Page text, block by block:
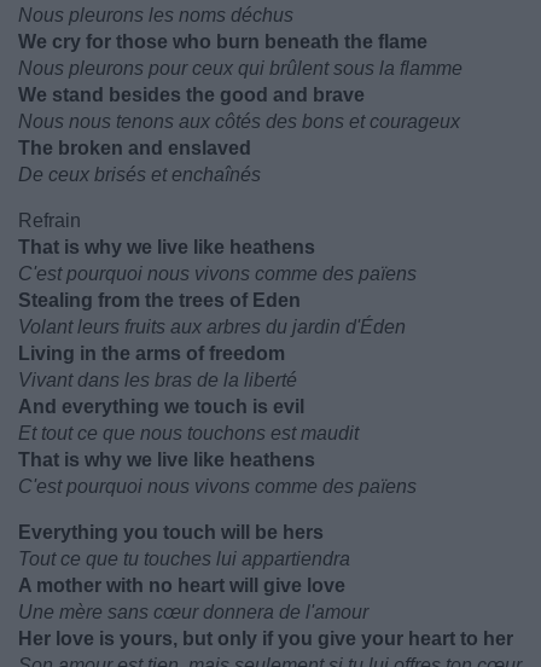
Nous pleurons les noms déchus
We cry for those who burn beneath the flame
Nous pleurons pour ceux qui brûlent sous la flamme
We stand besides the good and brave
Nous nous tenons aux côtés des bons et courageux
The broken and enslaved
De ceux brisés et enchaînés
Refrain
That is why we live like heathens
C'est pourquoi nous vivons comme des païens
Stealing from the trees of Eden
Volant leurs fruits aux arbres du jardin d'Éden
Living in the arms of freedom
Vivant dans les bras de la liberté
And everything we touch is evil
Et tout ce que nous touchons est maudit
That is why we live like heathens
C'est pourquoi nous vivons comme des païens
Everything you touch will be hers
Tout ce que tu touches lui appartiendra
A mother with no heart will give love
Une mère sans cœur donnera de l'amour
Her love is yours, but only if you give your heart to her